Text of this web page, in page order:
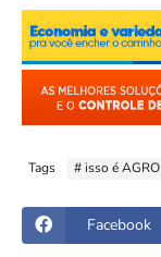
Tags # isso é AGRO
Facebook